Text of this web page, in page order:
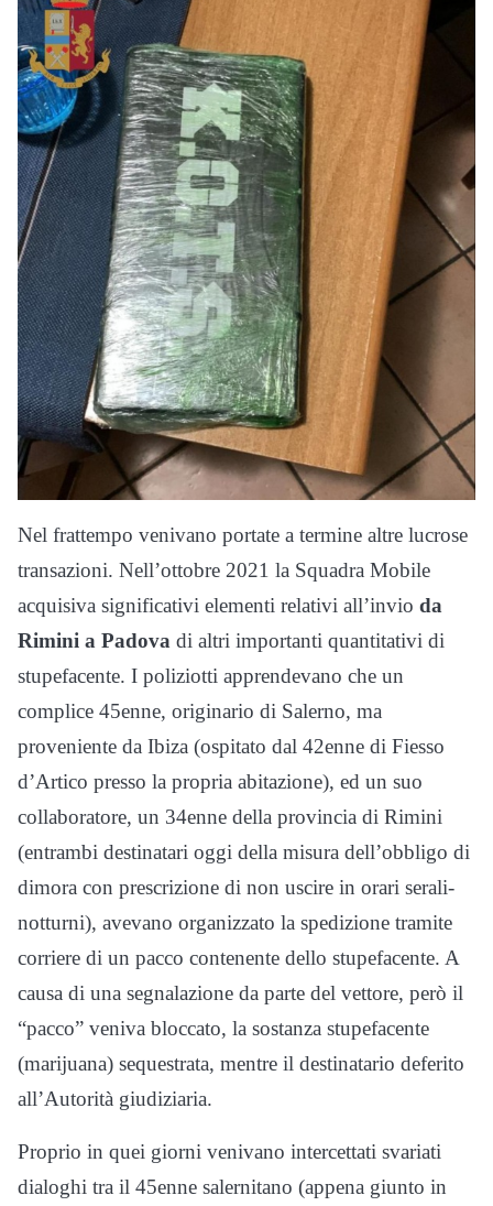
Nel frattempo venivano portate a termine altre lucrose
transazioni. Nell’ottobre 2021 la Squadra Mobile
acquisiva significativi elementi relativi all’invio da
Rimini a Padova di altri importanti quantitativi di
stupefacente. I poliziotti apprendevano che un
complice 45enne, originario di Salerno, ma
proveniente da Ibiza (ospitato dal 42enne di Fiesso
d’Artico presso la propria abitazione), ed un suo
collaboratore, un 34enne della provincia di Rimini
(entrambi destinatari oggi della misura dell’obbligo di
dimora con prescrizione di non uscire in orari serali-
notturni), avevano organizzato la spedizione tramite
corriere di un pacco contenente dello stupefacente. A
causa di una segnalazione da parte del vettore, però il
“pacco” veniva bloccato, la sostanza stupefacente
(marijuana) sequestrata, mentre il destinatario deferito
all’Autorità giudiziaria.
Proprio in quei giorni venivano intercettati svariati
dialoghi tra il 45enne salernitano (appena giunto in